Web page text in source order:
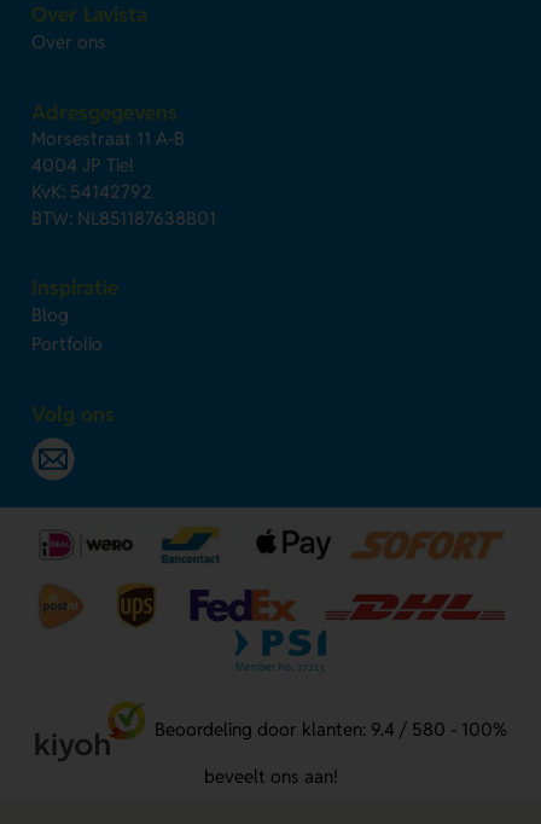
Over Lavista
Over ons
Adresgegevens
Morsestraat 11 A-B
4004 JP Tiel
KvK: 54142792
BTW: NL851187638B01
Inspiratie
Blog
Portfolio
Volg ons
Beoordeling door klanten: 9.4 / 580 - 100%
beveelt ons aan!